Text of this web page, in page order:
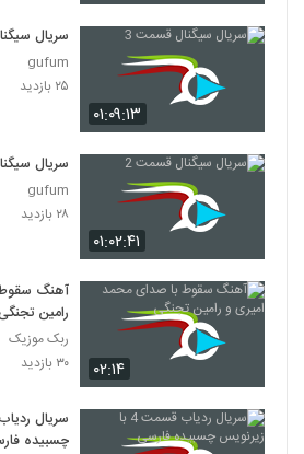
۰۱:۰۹:۱۳
سریال
gufum
۲۵ بازدید
۰۱:۰۲:۴۱
سریال
gufum
۲۸ بازدید
۰۲:۱۴
آهنگ
رامین
ربک موزیک
۳۰ بازدید
چسبیده